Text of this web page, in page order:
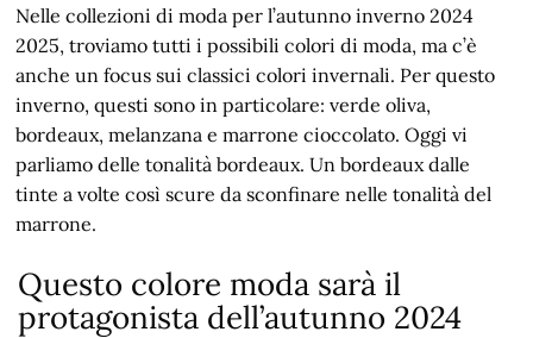
Nelle collezioni di moda per l’autunno inverno 2024
2025, troviamo tutti i possibili colori di moda, ma c’è
anche un focus sui classici colori invernali. Per questo
inverno, questi sono in particolare: verde oliva,
bordeaux, melanzana e marrone cioccolato. Oggi vi
parliamo delle tonalità bordeaux. Un bordeaux dalle
tinte a volte così scure da sconfinare nelle tonalità del
marrone.
Questo colore moda sarà il
protagonista dell’autunno 2024